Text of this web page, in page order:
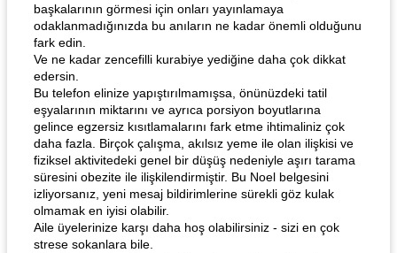
başkalarının görmesi için onları yayınlamaya
odaklanmadığınızda bu anıların ne kadar önemli olduğunu
fark edin.
Ve ne kadar zencefilli kurabiye yediğine daha çok dikkat
edersin.
Bu telefon elinize yapıştırılmamışsa, önünüzdeki tatil
eşyalarının miktarını ve ayrıca porsiyon boyutlarına
gelince egzersiz kısıtlamalarını fark etme ihtimaliniz çok
daha fazla. Birçok çalışma, akılsız yeme ile olan ilişkisi ve
fiziksel aktivitedeki genel bir düşüş nedeniyle aşırı tarama
süresini obezite ile ilişkilendirmiştir. Bu Noel belgesini
izliyorsanız, yeni mesaj bildirimlerine sürekli göz kulak
olmamak en iyisi olabilir.
Aile üyelerinize karşı daha hoş olabilirsiniz - sizi en çok
strese sokanlara bile.